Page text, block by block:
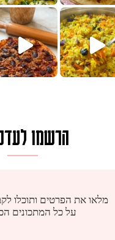
ההסבר בסרטו
או בתרגום לעברית, מחותניםמתכון
הרשמו